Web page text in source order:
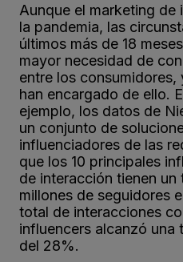
Aunque el marketing
la pandemia, las
últimos más de 18
mayor necesidad de
entre los consumidores,
han encargado de ello.
ejemplo, los datos de
un conjunto de
influenciadores de las
que los 10 principales
de interacción tienen un
millones de seguidores
total de interacciones
influencers alcanzó una
del 28%.